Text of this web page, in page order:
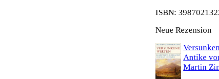
ISBN:
Neue Rezension
Antike
Martin